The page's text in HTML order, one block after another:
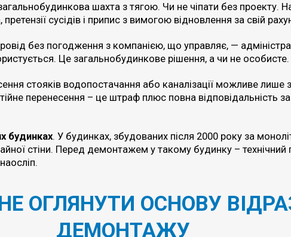
шахта з тягою. Чи не чіпати без проекту.
сусідів і припис з вимогою відновлення за свій
без погодження з компанією, що управляє, —
Це загальнобудинкове рішення, а чи не особисте.
стояків водопостачання або каналізації можливе лише
перенесення – це штраф плюс повна відповідальність
будинках. У будинках, збудованих після 2000 року за
стіни. Перед демонтажем у такому будинку – технічний
ОГЛЯНУТИ ОСНОВУ
ДЕМОНТАЖУ